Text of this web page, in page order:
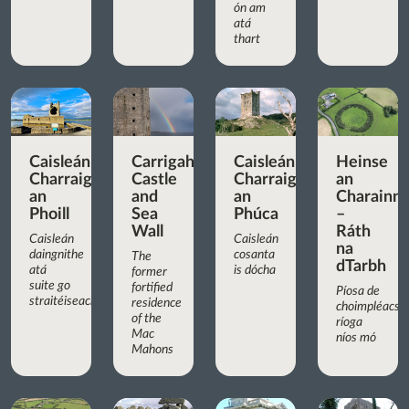
ón am
atá
thart
Caisleán
Charraig
an
Phoill
Caisleán
daingnithe
atá
suite go
straitéiseach
Carrigaholt
Castle
and
Sea
Wall
The
former
fortified
residence
of the
Mac
Mahons
Caisleán
Charraig
an
Phúca
Caisleán
cosanta
is dócha
Heinse
an
Charainn
–
Ráth
na
dTarbh
Píosa de
choimpléacs
ríoga
níos mó